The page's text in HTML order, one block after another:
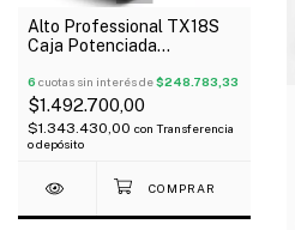
Alto Professional TX18S
Caja Potenciada
6 cuotas sin interés de$248.783,33
$1.492.700,00
$1.343.430,00 con Transferencia
o depósito